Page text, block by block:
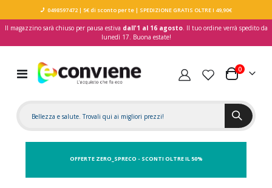
0498597472| 5€ di sconto per te| SPEDIZIONE GRATIS OLTRE I 49,90€
Il magazzino sarà chiuso per pausa estiva dall'1 al 16 agosto. Il tuo ordine verrà spedito da
lunedì 17. Buona estate!
Toggle
Nav
Carrello
0elementi
OFFERTE ZERO_SPRECO - SCONTI OLTRE IL 50%